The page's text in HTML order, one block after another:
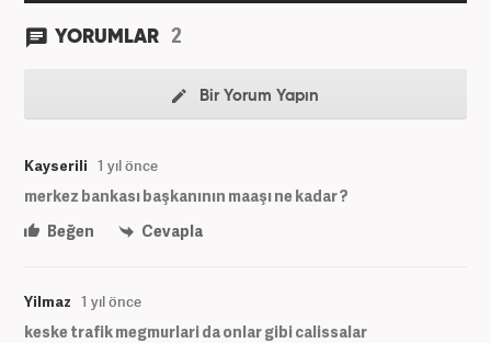
YORUMLAR 2
Bir Yorum Yapın
Kayserili 1 yıl önce
merkez bankası başkanının maaşı ne kadar ?
Beğen
Cevapla
Yilmaz 1 yıl önce
keske trafik megmurlari da onlar gibi calissalar